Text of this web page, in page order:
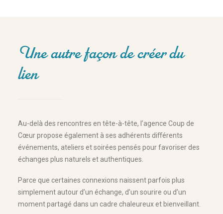
Une autre façon de créer du
lien
Au-delà des rencontres en tête-à-tête, l’agence Coup de
Cœur propose également à ses adhérents diﬀérents
événements, ateliers et soirées pensés pour favoriser des
échanges plus naturels et authentiques.
Parce que certaines connexions naissent parfois plus
simplement autour d’un échange, d’un sourire ou d’un
moment partagé dans un cadre chaleureux et bienveillant.